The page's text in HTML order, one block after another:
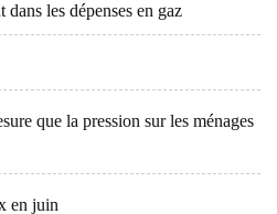
les dépenses en gaz
que la pression sur les ménages
en juin